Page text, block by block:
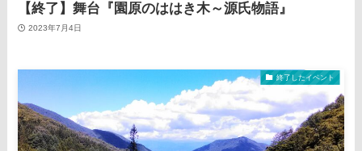
【終了】舞台『園原のははき木～源氏物語』
2023年7月4日
終了したイベント